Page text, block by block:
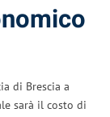
di Brescia a
sarà il costo di